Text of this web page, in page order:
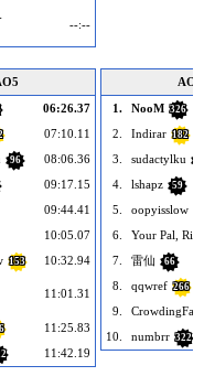
--:--
06:26.37
07:10.11
96
08:06.36
09:17.15
09:44.41
10:05.07
153 10:32.94
11:01.31
11:25.83
11:42.19
1.
NooM 326
2. Indirar 182
3. sudactylku
4. lshapz 59
5. oopyisslow
6.
Your Pal, Rick
7.
雷仙 66
8. qqwref 266
9.
10.
numbrr 322